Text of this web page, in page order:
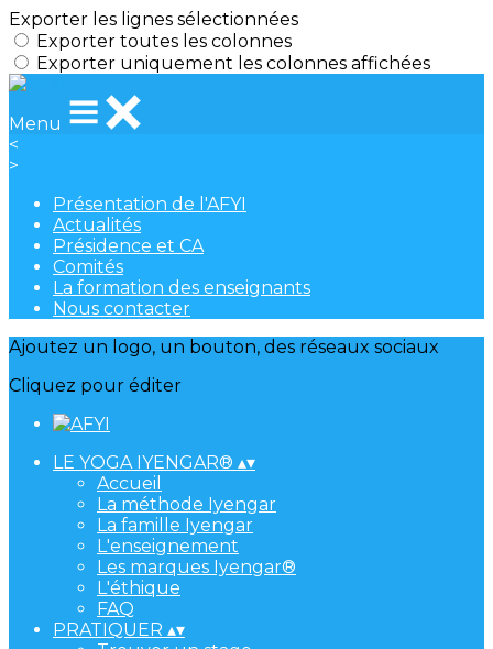
Exporter les lignes sélectionnées
Exporter toutes les colonnes
Exporter uniquement les colonnes affichées
Menu
<
>
Présentation de l'AFYI
Actualités
Présidence et CA
Comités
La formation des enseignants
Nous contacter
Ajoutez un logo, un bouton, des réseaux sociaux
Cliquez pour éditer
LE YOGA IYENGAR® ▴▾
Accueil
La méthode Iyengar
La famille Iyengar
L'enseignement
Les marques Iyengar®
L'éthique
FAQ
PRATIQUER ▴▾